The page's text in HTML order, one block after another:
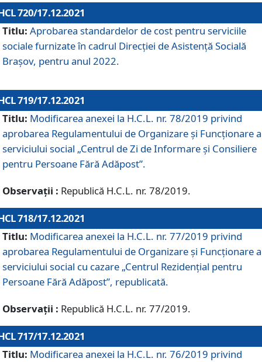
720/17.12.2021
Titlu: Aprobarea standardelor de cost pentru serviciile
sociale furnizate în cadrul Direcției de Asistență Socială
Brașov, pentru anul 2022.
719/17.12.2021
Titlu: Modificarea anexei la H.C.L. nr. 78/2019 privind
aprobarea Regulamentului de Organizare și Funcționare
serviciului social „Centrul de Zi de Informare şi Consiliere
pentru Persoane Fără Adăpost”.
Observații : Republică H.C.L. nr. 78/2019.
718/17.12.2021
Titlu: Modificarea anexei la H.C.L. nr. 77/2019 privind
aprobarea Regulamentului de Organizare și Funcționare
serviciului social cu cazare „Centrul Rezidențial pentru
Persoane Fără Adăpost”, republicată.
Observații : Republică H.C.L. nr. 77/2019.
717/17.12.2021
Titlu: Modificarea anexei la H.C.L. nr. 76/2019 privind